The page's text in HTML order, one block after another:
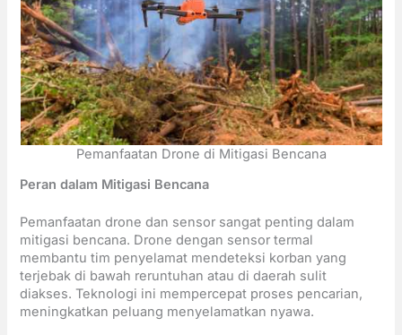
Pemanfaatan Drone di Mitigasi Bencana
Peran dalam Mitigasi Bencana
Pemanfaatan drone dan sensor sangat penting dalam
mitigasi bencana. Drone dengan sensor termal
membantu tim penyelamat mendeteksi korban yang
terjebak di bawah reruntuhan atau di daerah sulit
diakses. Teknologi ini mempercepat proses pencarian,
meningkatkan peluang menyelamatkan nyawa.